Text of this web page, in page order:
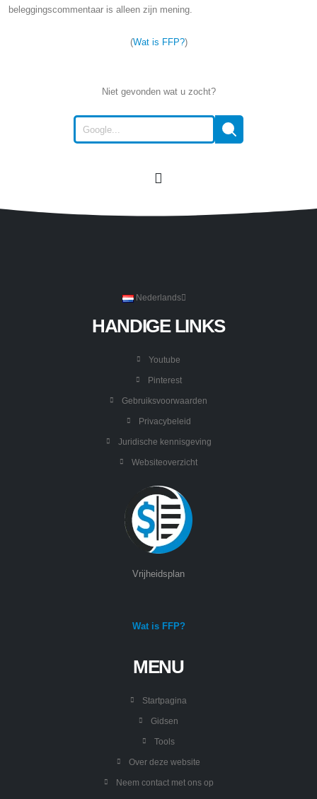
beleggingscommentaar is alleen zijn mening.
(Wat is FFP?)
Niet gevonden wat u zocht?
Nederlands
HANDIGE LINKS
Youtube
Pinterest
Gebruiksvoorwaarden
Privacybeleid
Juridische kennisgeving
Websiteoverzicht
Vrijheidsplan
Wat is FFP?
MENU
Startpagina
Gidsen
Tools
Over deze website
Neem contact met ons op